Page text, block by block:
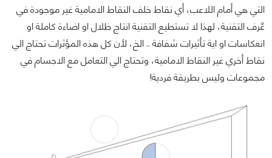
التي هي أمام اللاعب، أي نقاط خلف النقاط الامامية غير موجودة في
عٌرف التقنية، لهذا لا تستطيع التقنية انتاج ظلال او اضاءة كاملة او
انعكاسات او اية تأثيرات شفافة .. الخ، لأن كل هذه المؤثرات تحتاج الي
نقاط أخري غير النقاط الامامية، وتحتاج الي التعامل مع الاجسام في
مجموعات وليس بطريقة فردية!